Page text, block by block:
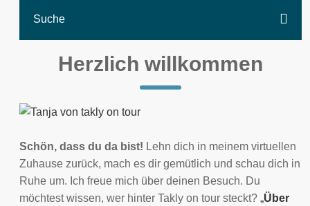
Herzlich willkommen
Schön, dass du da bist! Lehn dich in meinem virtuellen
Zuhause zurück, mach es dir gemütlich und schau dich in
Ruhe um. Ich freue mich über deinen Besuch. Du
möchtest wissen, wer hinter Takly on tour steckt? „Über